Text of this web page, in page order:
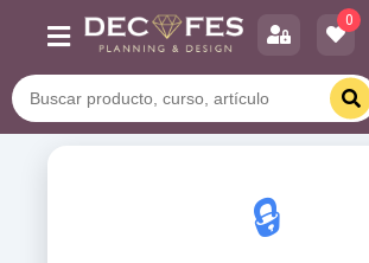
0
🔒